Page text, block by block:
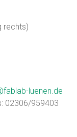
rechts)
luenen.de
02306/959403